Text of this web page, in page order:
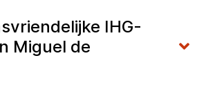
IHG-
Miguel de